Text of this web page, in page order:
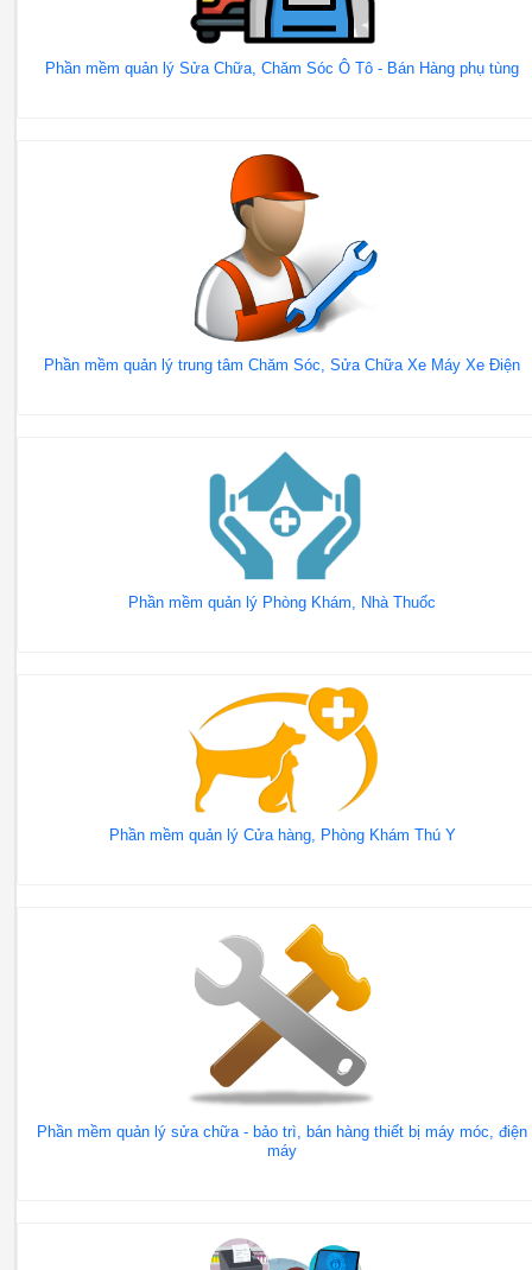
Phần mềm quản lý Sửa Chữa, Chăm Sóc Ô Tô - Bán Hàng phụ tùng
Phần mềm quản lý trung tâm Chăm Sóc, Sửa Chữa Xe Máy Xe Điện
Phần mềm quản lý Phòng Khám, Nhà Thuốc
Phần mềm quản lý Cửa hàng, Phòng Khám Thú Y
Phần mềm quản lý sửa chữa - bảo trì, bán hàng thiết bị máy móc, điện
máy